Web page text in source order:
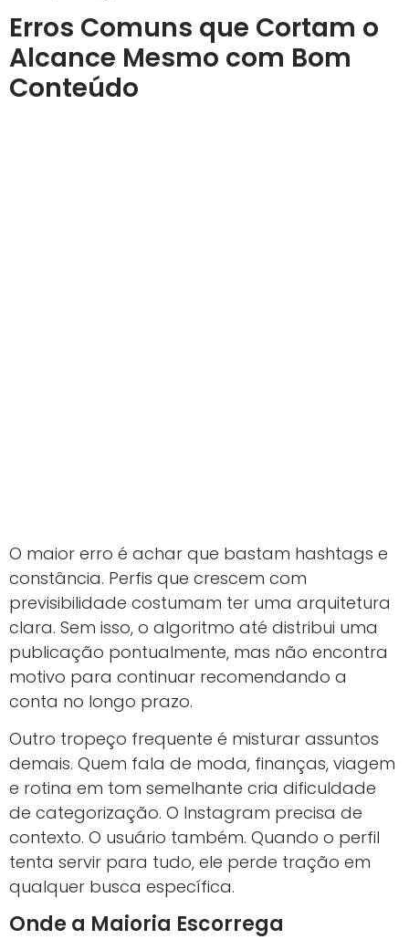
Erros Comuns que Cortam o
Alcance Mesmo com Bom
Conteúdo
O maior erro é achar que bastam hashtags e
constância. Perfis que crescem com
previsibilidade costumam ter uma arquitetura
clara. Sem isso, o algoritmo até distribui uma
publicação pontualmente, mas não encontra
motivo para continuar recomendando a
conta no longo prazo.
Outro tropeço frequente é misturar assuntos
demais. Quem fala de moda, finanças, viagem
e rotina em tom semelhante cria dificuldade
de categorização. O Instagram precisa de
contexto. O usuário também. Quando o perfil
tenta servir para tudo, ele perde tração em
qualquer busca específica.
Onde a Maioria Escorrega